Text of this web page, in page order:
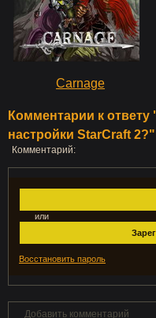
Carnage
Комментарии к
настройки StarCraft 2?"
Комментарий:
или
Восстановить пароль
Добавить комментарий